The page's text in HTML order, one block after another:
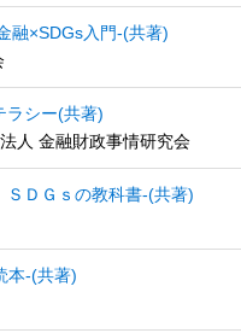
融×SDGs入門-(共著)
ラシー(共著)
人 金融財政事情研究会
ＤＧｓの教科書-(共著)
本-(共著)